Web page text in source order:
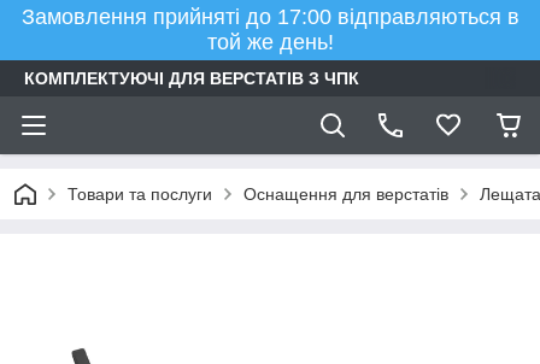
Замовлення прийняті до 17:00 відправляються в
той же день!
КОМПЛЕКТУЮЧІ ДЛЯ ВЕРСТАТІВ З ЧПК
Товари та послуги Оснащення для верстатів Лещата